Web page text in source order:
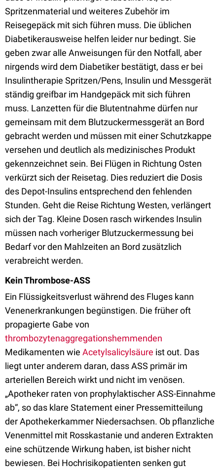
Spritzenmaterial und weiteres Zubehör im
Reisegepäck mit sich führen muss. Die üblichen
Diabetikerausweise helfen leider nur bedingt. Sie
geben zwar alle Anweisungen für den Notfall, aber
nirgends wird dem Diabetiker bestätigt, dass er bei
Insulintherapie Spritzen/Pens, Insulin und Messgerät
ständig greifbar im Handgepäck mit sich führen
muss. Lanzetten für die Blutentnahme dürfen nur
gemeinsam mit dem Blutzuckermessgerät an Bord
gebracht werden und müssen mit einer Schutzkappe
versehen und deutlich als medizinisches Produkt
gekennzeichnet sein. Bei Flügen in Richtung Osten
verkürzt sich der Reisetag. Dies reduziert die Dosis
des Depot-Insulins entsprechend den fehlenden
Stunden. Geht die Reise Richtung Westen, verlängert
sich der Tag. Kleine Dosen rasch wirkendes Insulin
müssen nach vorheriger Blutzuckermessung bei
Bedarf vor den Mahlzeiten an Bord zusätzlich
verabreicht werden.
Kein Thrombose-ASS
Ein Flüssigkeitsverlust während des Fluges kann
Venenerkrankungen begünstigen. Die früher oft
propagierte Gabe von
thrombozytenaggregationshemmenden
Medikamenten wie Acetylsalicylsäure ist out. Das
liegt unter anderem daran, dass ASS primär im
arteriellen Bereich wirkt und nicht im venösen.
„Apotheker raten von prophylaktischer ASS-Einnahme
ab“, so das klare Statement einer Pressemitteilung
der Apothekerkammer Niedersachsen. Ob pflanzliche
Venenmittel mit Rosskastanie und anderen Extrakten
eine schützende Wirkung haben, ist bisher nicht
bewiesen. Bei Hochrisikopatienten senken gut